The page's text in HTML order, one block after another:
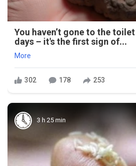
You haven’t gone to the
days – it's the first sign of...
More
302 178 253
3 h 25 min